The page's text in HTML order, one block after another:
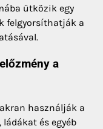
ütközik egy
felgyorsíthatják a
a
használják a
és egyéb